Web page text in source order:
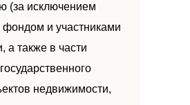
(за исключением
и участниками
а также в части
недвижимости,